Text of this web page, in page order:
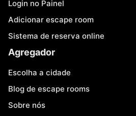
Login no Painel
Adicionar escape room
Sistema de reserva online
Agregador
Escolha a cidade
Blog de escape rooms
Sobre nós